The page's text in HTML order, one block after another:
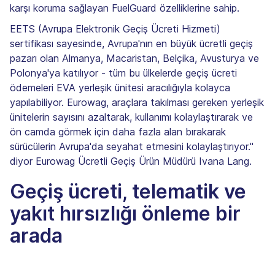
karşı koruma sağlayan FuelGuard özelliklerine sahip.
EETS (Avrupa Elektronik Geçiş Ücreti Hizmeti)
sertifikası sayesinde, Avrupa'nın en büyük ücretli geçiş
pazarı olan Almanya, Macaristan, Belçika, Avusturya ve
Polonya'ya katılıyor - tüm bu ülkelerde geçiş ücreti
ödemeleri EVA yerleşik ünitesi aracılığıyla kolayca
yapılabiliyor. Eurowag, araçlara takılması gereken yerleşik
ünitelerin sayısını azaltarak, kullanımı kolaylaştırarak ve
ön camda görmek için daha fazla alan bırakarak
sürücülerin Avrupa'da seyahat etmesini kolaylaştırıyor."
diyor Eurowag Ücretli Geçiş Ürün Müdürü Ivana Lang.
Geçiş ücreti, telematik ve
yakıt hırsızlığı önleme bir
arada